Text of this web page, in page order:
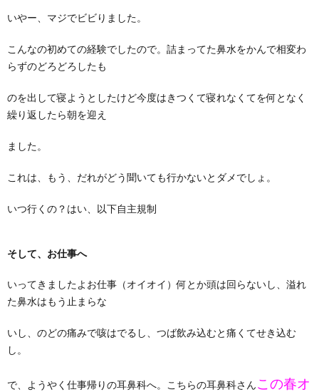
いやー、マジでビビりました。
こんなの初めての経験でしたので。詰まってた鼻水をかんで相変わ
らずのどろどろ したも
のを出して寝ようとしたけど今度はきつくて寝れなくてを何となく
繰り返したら朝を迎え
ました。
これは、もう、だれがどう聞いても行かないとダメでしょ。
いつ行くの？はい、以下自主規制
そして、お仕事へ
いってきましたよお仕事（オイオイ）何とか頭は回らないし、溢れ
た鼻水はもう止まらな
いし、のどの痛みで咳はでるし、つば飲み込むと痛くてせき込む
し。
で、ようやく仕事帰りの耳鼻科へ。こちらの耳鼻科さんこの春オ